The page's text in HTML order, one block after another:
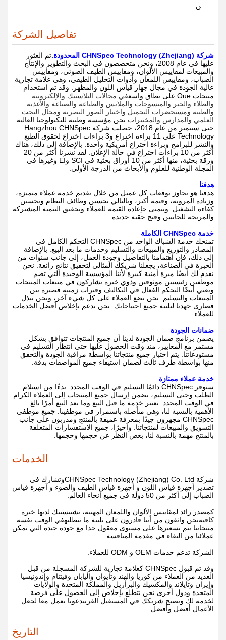
ن:
تفاصيل الشركة
شركة CHNSpec Technology (Zhejiang) المحدودة .تم العثور
عليها في عام 2008، ونحن متخصصون في البحث والتطوير والإنتاج
والمبيعات لمقاييس الألوان، ومقاييس الطيف الضوئي، ومقاييس
الضباب، ومقاييس اللمعان وأدوات التحليل الطيفي، وهي علامة تجارية
عالية الجودة في مجال جهاز قياس اللون والمظهر. وقد تم استخدام
منتجات Oue على نطاق واسع
في مجالات البلاستيك والإلكترونية
والطلاء والحبر والمنسوجات والملابس والطباعة والصباغة والأغذية
والطبية ومستحضرات التجميل واختبار الصور البصرية ومجال البحث
العلمي والمدارس والمختبرات. نحن مؤسسة وطنية للتكنولوجيا العالية.
حتى سبتمبر من عام 2018، حصلت شركة Hangzhou CHNSpec
Technology على 11 براءة اختراع و3 براءات اختراع لحقوق الطبع
والنشر للبرامج وبراءة اختراع أمريكية واحدة. بالإضافة إلى ذلك، هناك
أكثر من 10 براءات اختراع في حالة الإعلان. لقد نشرنا أكثر من 20
ورقة بحثية، منها أكثر من 10 أوراق بحثية في SCI وEI وغيرها في
المجلة الوطنية للعلوم والأبحاث من الدرجة الأولى.
هدفنا
هدفنا هو تجاوز توقعات كل عميل من خلال تقديم خدمة عملاء متميزة،
وزيادة المرونة، وقيمة أكبر، وبالتالي تحسين وظائف النظام وتحسين
كفاءة التشغيل. ونتمنى جإعادة القيمة للعملاء وتحقيق التنمية المشتركة
والمربحة للجانبين وفتح حقبة جديدة.
خدمة CHNSpec الكاملة
تمنحك خدمة الشباك الواحد من CHNSpec التحكم الكامل في
المصادر والتوزيع والمبيعات والتسليم وخدمات ما بعد البيع. بالإضافة
إلى ذلك، فإن اهتمامنا بالتفاصيل وجودة العمل، إلى جانب سنوات من
الخبرة في الصناعة، يجعلنا شريكك المثالي لتحقيق نتائج رائعة. نحن
نقدم لك أيضًا ميزة أمنية كبيرة لأننا المؤسسة الوحيدة التي تضم
موظفين رئيسيين موثوقين وذوي خبرة يشاركون في مبيعات المنتجات.
ويعني أيضًا التحكم الفعال في التكاليف وفترات زمنية قصيرة بين
المبيعات والتسليم. نحن نضع العملاء على كل شيء آخر، ونحن نبذل
قصارى جهدنا لتلبية جميع احتياجاتك. نحن ندعم بإخلاص أفضل الخدمات
للعملاء
ضمانات الجودة
يضمن برنامج ضمان الجودة لدينا أن جميع المنتجات تتوافق بشكل
مستمر مع المعايير، منذ وقت الحصول عليها حتى انتظار التسليم في
مستودعاتنا. يتم اختبار جميع منتجاتنا بواسطة مراقبة الجودة والتحقق
منها بواسطة طرف ثالث لضمان استيفاء جميع المواصفات بدقة.
خدمة عملاء ممتازة
ستوفر CHNSpec دائمًا التسليم في الوقت المحدد. بدءًا من استلام
الطلب وحتى التسليم، نضمن إرسال جميع المنتجات إلى العملاء الكرام
في الوقت المحدد. تعتبر خدمة ما قبل البيع وما بعد البيع أمرًا بالغ
الأهمية بالنسبة لنا، وهي متأصلة باستمرار في موظفينا. جميع موظفي
CHNSpec مجهزون جيدًا بمعرفة عميقة بالمنتج ومدربون على جانب
التسويق والمبيعات لمنتجاتنا. وأخيرًا، جميع الاستفسارات المتعلقة
بالمنتج مهمة بالنسبة لنا، بغض النظر عن حجمها وحجمها.
الخدمات
شركة CHNSpec Technology (Zhejiang) Co. Ltd
وتشارك في
تصدير أجهزة قياس اللون و أجهزة قياس الطيف والضوء و أجهزة قياس
الضباب إلى أكثر من 50 دولة في جميع أنحاء العالم.
كمصدر رائد لمقاييس الألوان واللمعان المهنية، تشينسبيك لديها خبرة
كافيةنحن واثقون من أننا قادرون على تلبية ما تتطلبهفي الوقت نفسه
منتجاتنا يتم تسعيرها على مستوى معقول جدا مع جودة جيدة التي تمكن
عملائنا من البقاء في مقدمة المنافسة.
الشركة تدعم خدمات OEM و ODM للعملاء.
وقد تم قبول CHNSpec كعلامة تجارية للشركة المسجلة من قبل
العديد من العملاء من كوريا والهند وتايوان واليابان وفيتنام وإندونيسيا
وإيران وتايلاند والمكسيك والبرازيل والمملكة المتحدة والولايات
المتحدة ودول أخرى.نحن نتطلع بإخلاص إلى الحصول على فرصة
لخدمة لك وتصبح شريكك في المستقبل القريبدعونا نعمل معا لجعل
الأعمال أفضل وأفضل.
التاريخ